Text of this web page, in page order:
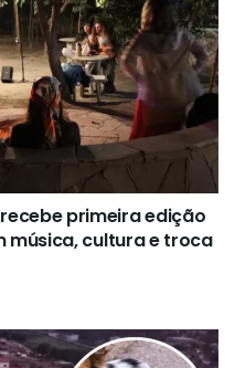
primeira edição
música, cultura e troca